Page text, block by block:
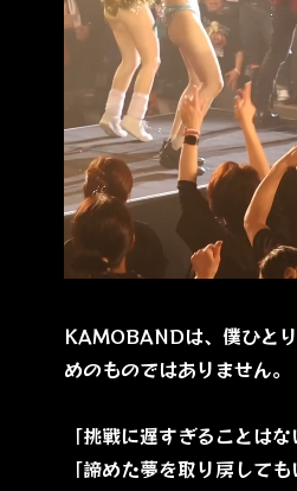
KAMOBANDは、僕ひと
めのものではありません。
「挑戦に遅すぎることはな
「諦めた夢を取り戻しても